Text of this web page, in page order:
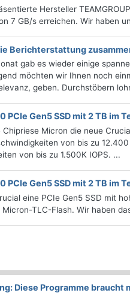
Hersteller
7 GB/s erreichen. Wir haben
Bericht­erstattung
gab es wieder einige
möchten wir Ihnen noch
geben. Durchstöbern
PCIe Gen5 SSD mit 2 TB im
Micron die neue
von bis zu
von bis zu 1.500K IOPS. ...
PCIe Gen5 SSD mit 2 TB im
eine PCIe Gen5 SSD mit
TLC-Flash. Wir haben
Diese Programme braucht